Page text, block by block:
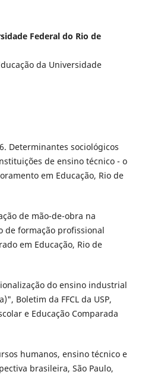
Federal do Rio de
da Universidade
Determinantes sociológicos
de ensino técnico - o
em Educação, Rio de
de mão-de-obra na
de formação profissional
em Educação, Rio de
do ensino industrial
Boletim da FFCL da USP,
e Educação Comparada
humanos, ensino técnico e
brasileira, São Paulo,